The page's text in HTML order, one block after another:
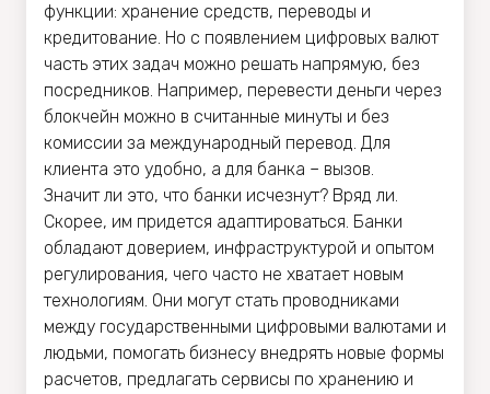
функции: хранение средств, переводы и
кредитование. Но с появлением цифровых валют
часть этих задач можно решать напрямую, без
посредников. Например, перевести деньги через
блокчейн можно в считанные минуты и без
комиссии за международный перевод. Для
клиента это удобно, а для банка – вызов.
Значит ли это, что банки исчезнут? Вряд ли.
Скорее, им придется адаптироваться. Банки
обладают доверием, инфраструктурой и опытом
регулирования, чего часто не хватает новым
технологиям. Они могут стать проводниками
между государственными цифровыми валютами и
людьми, помогать бизнесу внедрять новые формы
расчетов, предлагать сервисы по хранению и